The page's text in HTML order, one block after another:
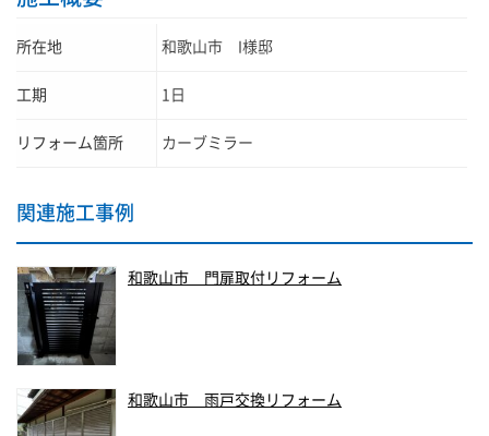
所在地 和歌山市 I様邸
工期 1日
リフォーム箇所 カーブミラー
関連施工事例
和歌山市 門扉取付リフォーム
和歌山市 雨戸交換リフォーム